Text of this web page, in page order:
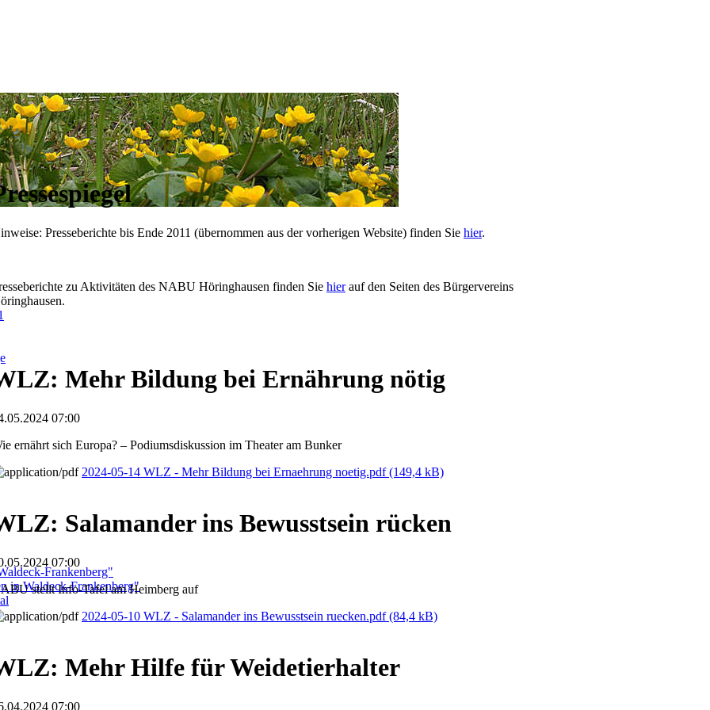
Frankenberg"
in Waldeck-Frankenberg"
Presseberichte bis Ende 2011 (übernommen aus der vorherigen Website) finden Sie hier.
zu Aktivitäten des NABU Höringhausen finden Sie hierauf den Seiten des Bürgervereins
Mehr Bildung bei Ernährung nötig
07:00
ernährt sich Europa? – Podiumsdiskussion im Theater am Bunker
2024-05-14 WLZ - Mehr Bildung bei Ernaehrung noetig.pdf(149,4 kB)
Salamander ins Bewusstsein rücken
07:00
stellt Info-Tafel am Heimberg auf
2024-05-10 WLZ - Salamander ins Bewusstsein ruecken.pdf(84,4 kB)
Mehr Hilfe für Weidetierhalter
07:00